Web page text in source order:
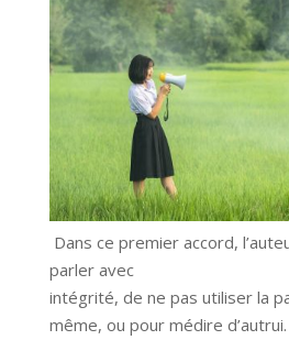
Dans ce premier accord,
parler avec
intégrité, de ne pas utiliser la
même, ou pour médire